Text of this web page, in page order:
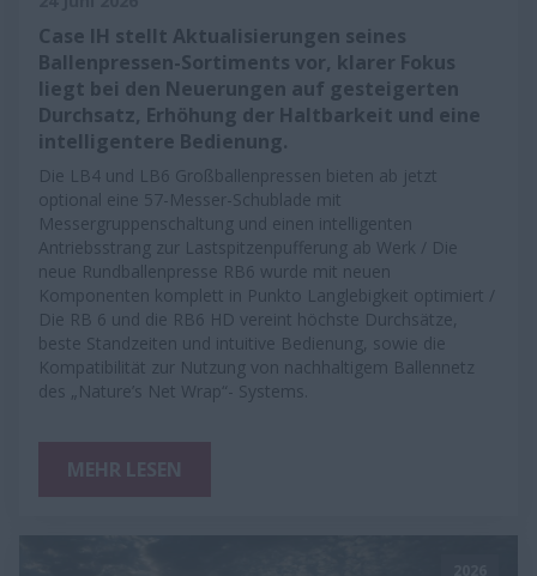
Case IH stellt Aktualisierungen seines
Ballenpressen-Sortiments vor, klarer Fokus
liegt bei den Neuerungen auf gesteigerten
Durchsatz, Erhöhung der Haltbarkeit und eine
intelligentere Bedienung.
Die LB4 und LB6 Großballenpressen bieten ab jetzt
optional eine 57-Messer-Schublade mit
Messergruppenschaltung und einen intelligenten
Antriebsstrang zur Lastspitzenpufferung ab Werk / Die
neue Rundballenpresse RB6 wurde mit neuen
Komponenten komplett in Punkto Langlebigkeit optimiert /
Die RB 6 und die RB6 HD vereint höchste Durchsätze,
beste Standzeiten und intuitive Bedienung, sowie die
Kompatibilität zur Nutzung von nachhaltigem Ballennetz
des „Nature’s Net Wrap“- Systems.